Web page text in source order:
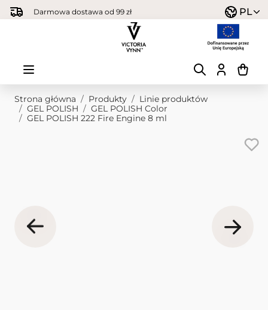
Przejdź do treści
Darmowa dostawa od 99 zł PL
Strona główna / Produkty / Linie produktów
/ GEL POLISH / GEL POLISH Color
/ GEL POLISH 222 Fire Engine 8 ml